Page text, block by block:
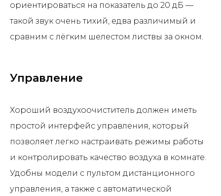
ориентироваться на показатель до 20 дБ —
такой звук очень тихий, едва различимый и
сравним с лёгким шелестом листвы за окном.
Управление
Хороший воздухоочиститель должен иметь
простой интерфейс управления, который
позволяет легко настраивать режимы работы
и контролировать качество воздуха в комнате.
Удобны модели с пультом дистанционного
управления, а также с автоматической